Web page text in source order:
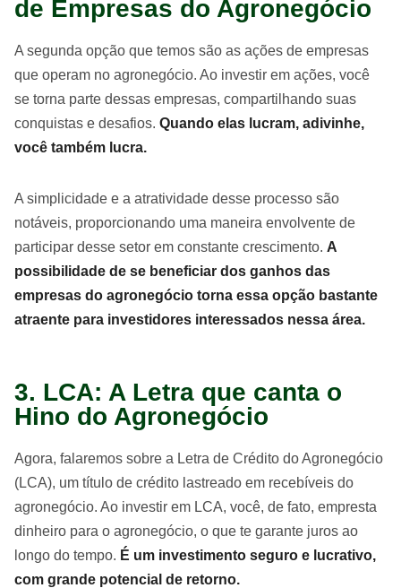
de Empresas do Agronegócio
A segunda opção que temos são as ações de empresas
que operam no agronegócio. Ao investir em ações, você
se torna parte dessas empresas, compartilhando suas
conquistas e desafios. Quando elas lucram, adivinhe,
você também lucra.
A simplicidade e a atratividade desse processo são
notáveis, proporcionando uma maneira envolvente de
participar desse setor em constante crescimento. A
possibilidade de se beneficiar dos ganhos das
empresas do agronegócio torna essa opção bastante
atraente para investidores interessados nessa área.
3. LCA: A Letra que canta o
Hino do Agronegócio
Agora, falaremos sobre a Letra de Crédito do Agronegócio
(LCA), um título de crédito lastreado em recebíveis do
agronegócio. Ao investir em LCA, você, de fato, empresta
dinheiro para o agronegócio, o que te garante juros ao
longo do tempo. É um investimento seguro e lucrativo,
com grande potencial de retorno.